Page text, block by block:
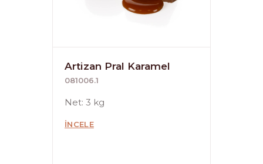
Artizan Pral Karamel
081006.1
Net: 3 kg
İNCELE